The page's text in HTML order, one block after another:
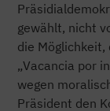
gewählt, nicht
die
„Vacancia por
wegen
Präsident den